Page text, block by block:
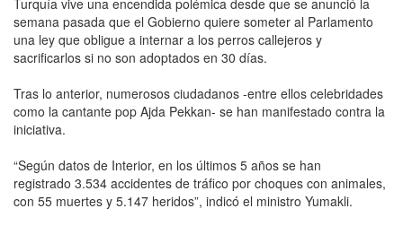
semana pasada que el Gobierno quiere someter al Parlamento
una ley que obligue a internar a los perros callejeros y
sacrificarlos si no son adoptados en 30 días.
Tras lo anterior, numerosos ciudadanos -entre ellos celebridades
como la cantante pop Ajda Pekkan- se han manifestado contra la
iniciativa.
“Según datos de Interior, en los últimos 5 años se han
registrado 3.534 accidentes de tráfico por choques con animales,
con 55 muertes y 5.147 heridos”, indicó el ministro Yumakli.